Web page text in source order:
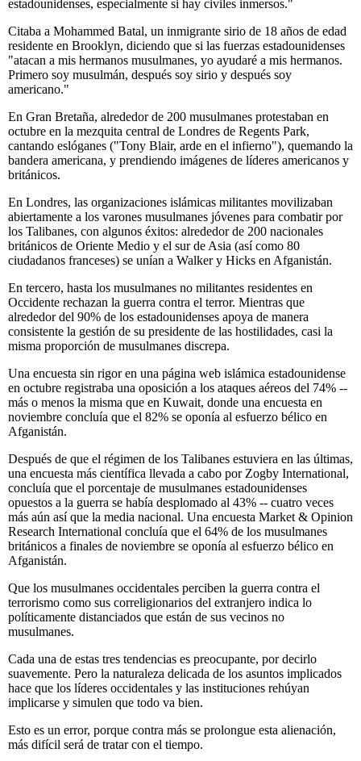
estadounidenses, especialmente si hay civiles inmersos."
Citaba a Mohammed Batal, un inmigrante sirio de 18 años de edad
residente en Brooklyn, diciendo que si las fuerzas estadounidenses
"atacan a mis hermanos musulmanes, yo ayudaré a mis hermanos.
Primero soy musulmán, después soy sirio y después soy
americano."
En Gran Bretaña, alrededor de 200 musulmanes protestaban en
octubre en la mezquita central de Londres de Regents Park,
cantando eslóganes ("Tony Blair, arde en el infierno"), quemando la
bandera americana, y prendiendo imágenes de líderes americanos y
británicos.
En Londres, las organizaciones islámicas militantes movilizaban
abiertamente a los varones musulmanes jóvenes para combatir por
los Talibanes, con algunos éxitos: alrededor de 200 nacionales
británicos de Oriente Medio y el sur de Asia (así como 80
ciudadanos franceses) se unían a Walker y Hicks en Afganistán.
En tercero, hasta los musulmanes no militantes residentes en
Occidente rechazan la guerra contra el terror. Mientras que
alrededor del 90% de los estadounidenses apoya de manera
consistente la gestión de su presidente de las hostilidades, casi la
misma proporción de musulmanes discrepa.
Una encuesta sin rigor en una página web islámica estadounidense
en octubre registraba una oposición a los ataques aéreos del 74% --
más o menos la misma que en Kuwait, donde una encuesta en
noviembre concluía que el 82% se oponía al esfuerzo bélico en
Afganistán.
Después de que el régimen de los Talibanes estuviera en las últimas,
una encuesta más científica llevada a cabo por Zogby International,
concluía que el porcentaje de musulmanes estadounidenses
opuestos a la guerra se había desplomado al 43% -- cuatro veces
más aún así que la media nacional. Una encuesta Market & Opinion
Research International concluía que el 64% de los musulmanes
británicos a finales de noviembre se oponía al esfuerzo bélico en
Afganistán.
Que los musulmanes occidentales perciben la guerra contra el
terrorismo como sus correligionarios del extranjero indica lo
políticamente distanciados que están de sus vecinos no
musulmanes.
Cada una de estas tres tendencias es preocupante, por decirlo
suavemente. Pero la naturaleza delicada de los asuntos implicados
hace que los líderes occidentales y las instituciones rehúyan
implicarse y simulen que todo va bien.
Esto es un error, porque contra más se prolongue esta alienación,
más difícil será de tratar con el tiempo.